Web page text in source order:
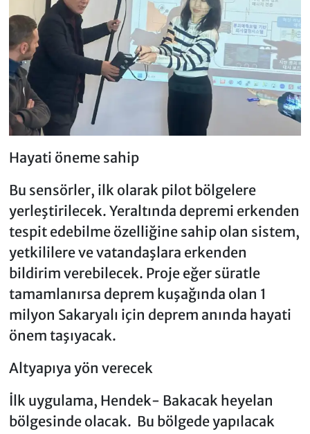
Hayati öneme sahip
Bu sensörler, ilk olarak pilot bölgelere
yerleştirilecek. Yeraltında depremi erkenden
tespit edebilme özelliğine sahip olan sistem,
yetkililere ve vatandaşlara erkenden
bildirim verebilecek. Proje eğer süratle
tamamlanırsa deprem kuşağında olan 1
milyon Sakaryalı için deprem anında hayati
önem taşıyacak.
Altyapıya yön verecek
İlk uygulama, Hendek- Bakacak heyelan
bölgesinde olacak. Bu bölgede yapılacak